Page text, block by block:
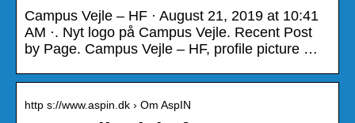
Campus Vejle – HF · August 21, 2019 at 10:41
AM ·. Nyt logo på Campus Vejle. Recent Post
by Page. Campus Vejle – HF, profile picture …
http s://www.aspin.dk › Om AspIN